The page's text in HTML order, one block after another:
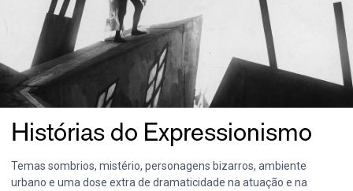
Histórias do Expressionismo
Temas sombrios, mistério, personagens bizarros, ambiente
urbano e uma dose extra de dramaticidade na atuação e na